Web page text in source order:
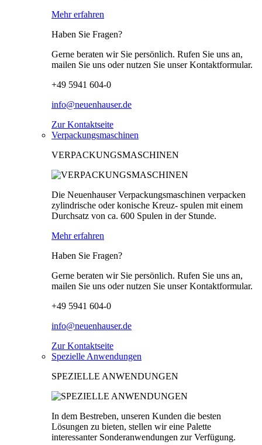
Mehr erfahren
Haben Sie Fragen?
Gerne beraten wir Sie persönlich. Rufen Sie uns an,
mailen Sie uns oder nutzen Sie unser Kontaktformular.
+49 5941 604-0
info@neuenhauser.de
Zur Kontaktseite
Verpackungsmaschinen
VERPACKUNGSMASCHINEN
Die Neuenhauser Verpackungsmaschinen verpacken
zylindrische oder konische Kreuz- spulen mit einem
Durchsatz von ca. 600 Spulen in der Stunde.
Mehr erfahren
Haben Sie Fragen?
Gerne beraten wir Sie persönlich. Rufen Sie uns an,
mailen Sie uns oder nutzen Sie unser Kontaktformular.
+49 5941 604-0
info@neuenhauser.de
Zur Kontaktseite
Spezielle Anwendungen
SPEZIELLE ANWENDUNGEN
In dem Bestreben, unseren Kunden die besten
Lösungen zu bieten, stellen wir eine Palette
interessanter Sonderanwendungen zur Verfügung.